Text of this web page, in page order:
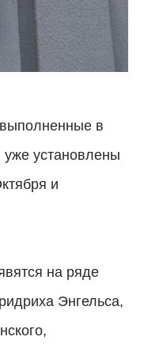
в
уже установлены
и
на ряде
Энгельса,